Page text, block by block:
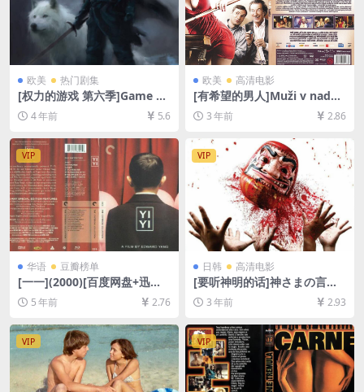
欧美 热门剧集
[权力的游戏 第六季]Game of
Thrones Season 6 (2016)[百
度网盘+迅雷云盘+阿里云盘资
源1080P超清未删减][MP4/20
GB][中英字幕]
4 年前 5.6
欧美 高清电影
[有希望的男人]Muži v naději
(2011)[百度网盘+迅雷云盘资
源1080P超清未删减][MP4/6.
3 年前 2.86
VIP
华语 豆瓣榜单
[一一](2000)[百度网盘+迅雷
云盘资源1080P超清未删减]
[MP4/11GB][中文字幕]
5 年前 2.76
VIP
日韩 高清电影
[要听神明的话]神さまの言う
とおり (2014)[百度网盘+夸克
网盘1080P超清未删减资源]
[网盘在线播放/下载][MP4/7.
2GB][日语中字]
3 年前 2.93
VIP VIP